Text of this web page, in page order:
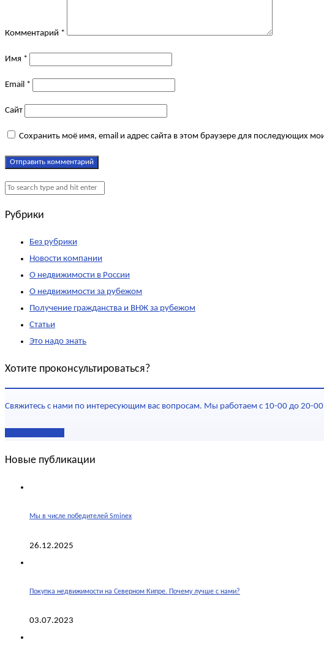
Комментарий *
Имя *
Email *
Сайт
Сохранить моё имя, email и адрес сайта в этом браузере для последующих
Рубрики
Без рубрики
Новости компании
О недвижимости в России
О недвижимости за рубежом
Получение гражданства и ВНЖ за рубежом
Статьи
Это надо знать
Хотите проконсультироваться?
Свяжитесь с нами по интересующим вас вопросам. Мы работаем с 10-00 до 20-00
Новые публикации
Мы в числе победителей Sminex
26.12.2025
Покупка недвижимости на Северном Кипре. Почему лучше с нами?
03.07.2023